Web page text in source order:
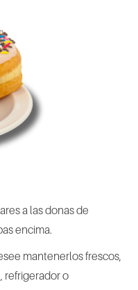
a las donas de
encima.
mantenerlos frescos,
refrigerador o